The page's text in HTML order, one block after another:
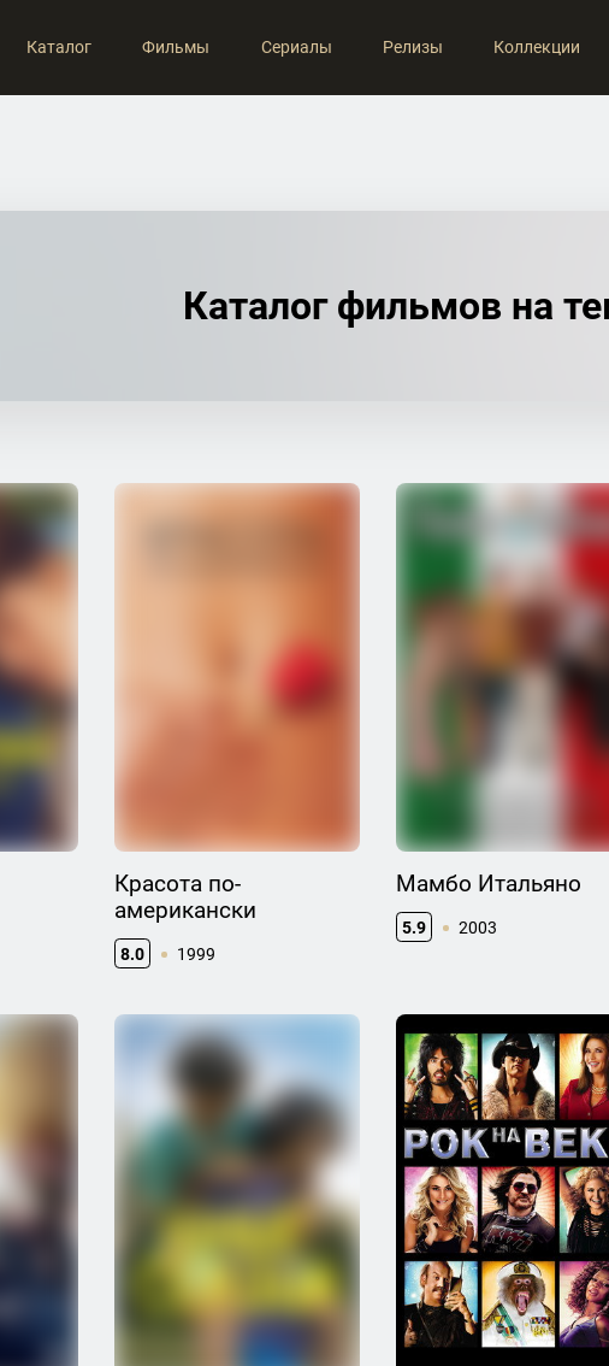
Каталог Фильмы Сериалы Релизы Коллекции
Каталог фильмов на
Красота по-
американски
8.0 1999
Мамбо Итальяно
5.9 2003